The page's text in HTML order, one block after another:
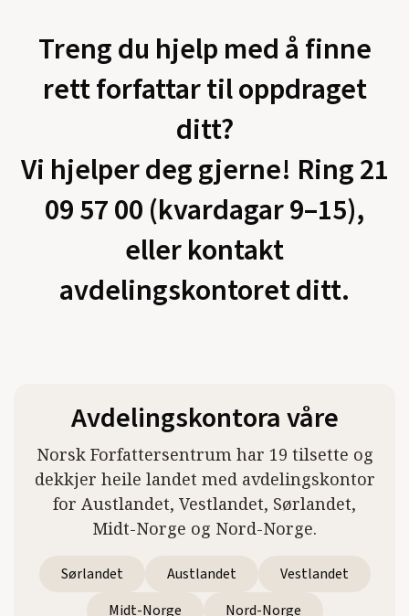
Treng du hjelp med å finne
rett forfattar til oppdraget
ditt?
Vi hjelper deg gjerne! Ring 21
09 57 00 (kvardagar 9–15),
eller kontakt
avdelingskontoret ditt.
Avdelingskontora våre
Norsk Forfattersentrum har 19 tilsette og
dekkjer heile landet med avdelingskontor
for Austlandet, Vestlandet, Sørlandet,
Midt-Norge og Nord-Norge.
Sørlandet Austlandet
Vestlandet
Midt-Norge
Nord-Norge